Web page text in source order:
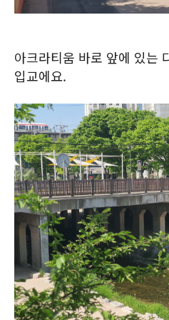
아크라티움 바로 앞에 있는
입교에요.